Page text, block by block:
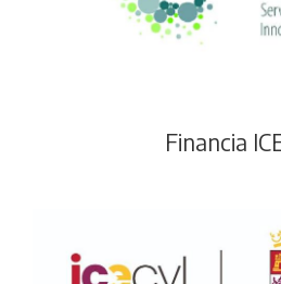
Financia